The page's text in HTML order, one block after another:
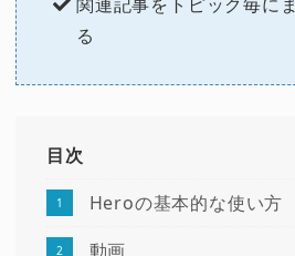
る
目次
Heroの基本的な使い方
動画